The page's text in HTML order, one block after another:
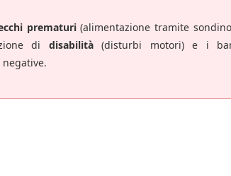
prematuri(alimentazione tramite
di disabilità(disturbi motori) e i